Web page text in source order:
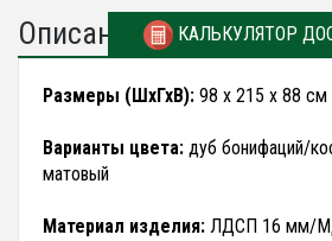
Описание КАЛЬКУЛЯТОР
Размеры (ШхГхВ): 98 х 215 х 88 см
Варианты цвета: дуб бонифаций/
матовый
Материал изделия: ЛДСП 16 мм/